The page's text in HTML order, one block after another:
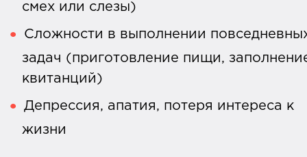
смех или слезы)
Сложности в выполнении
задач (приготовление пищи,
квитанций)
Депрессия, апатия, потеря интереса к
жизни